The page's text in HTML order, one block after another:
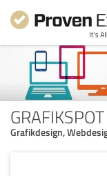
GRAFIKSPOT
Grafikdesign,